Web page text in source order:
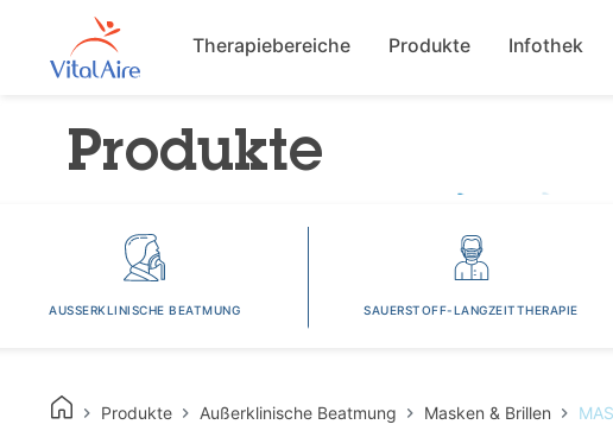
Main navigation
Therapiebereiche Produkte Infothek
Produkte
AUSSERKLINISCHE BEATMUNG SAUERSTOFF-LANGZEITTHERAPIE
Produkte Außerklinische Beatmung Masken & Brillen